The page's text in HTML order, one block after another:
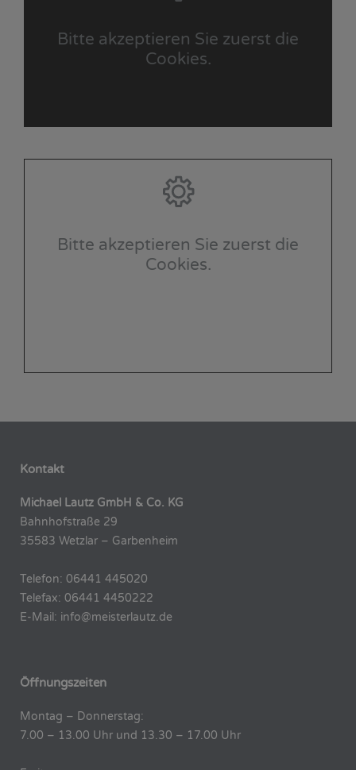
Bitte akzeptieren Sie zuerst die
Cookies.
Bitte akzeptieren Sie zuerst die
Cookies.
Kontakt
Michael Lautz GmbH & Co. KG
Bahnhofstraße 29
35583 Wetzlar – Garbenheim
Telefon: 06441 445020
Telefax: 06441 4450222
E-Mail: info@meisterlautz.de
Öffnungszeiten
Montag – Donnerstag:
7.00 – 13.00 Uhr und 13.30 – 17.00 Uhr